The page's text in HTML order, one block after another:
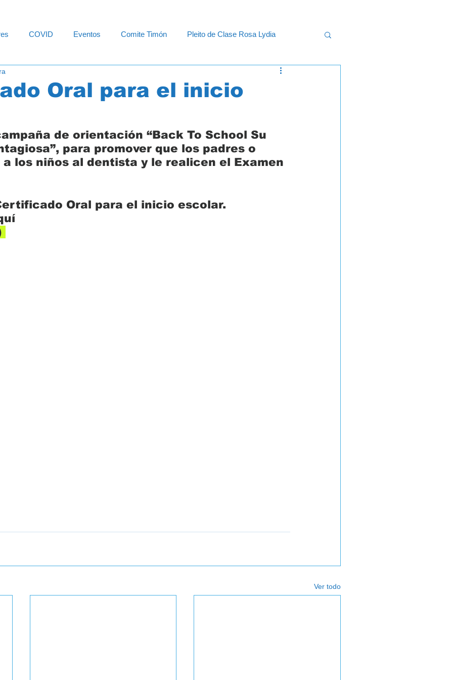
COVID Eventos Comite Timón Pleito de Clase Rosa Lydia
Especial
Oral para el inicio
de orientación “Back To School Su
para promover que los padres o
los niños al dentista y le realicen el Examen
Oral para el inicio escolar.
Ver todo